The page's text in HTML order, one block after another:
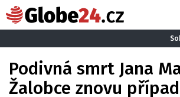
Podivná smrt Jana
Žalobce znovu